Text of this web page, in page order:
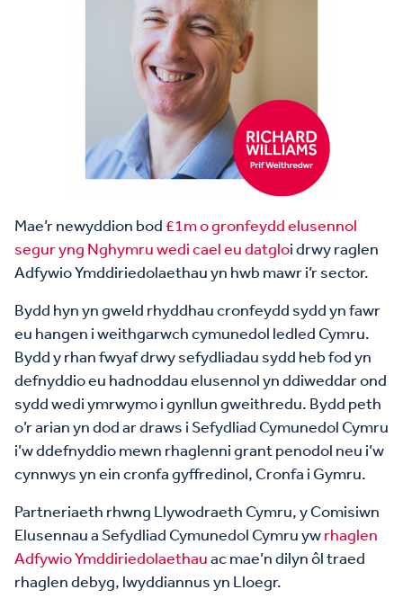
Mae’r newyddion bod £1m o gronfeydd elusennol
segur yng Nghymru wedi cael eu datgloi drwy raglen
Adfywio Ymddiriedolaethau yn hwb mawr i’r sector.
Bydd hyn yn gweld rhyddhau cronfeydd sydd yn fawr
eu hangen i weithgarwch cymunedol ledled Cymru.
Bydd y rhan fwyaf drwy sefydliadau sydd heb fod yn
defnyddio eu hadnoddau elusennol yn ddiweddar ond
sydd wedi ymrwymo i gynllun gweithredu. Bydd peth
o’r arian yn dod ar draws i Sefydliad Cymunedol Cymru
i’w ddefnyddio mewn rhaglenni grant penodol neu i’w
cynnwys yn ein cronfa gyffredinol, Cronfa i Gymru.
Partneriaeth rhwng Llywodraeth Cymru, y Comisiwn
Elusennau a Sefydliad Cymunedol Cymru ywrhaglen
Adfywio Ymddiriedolaethauac mae’n dilyn ôl traed
rhaglen debyg, lwyddiannus yn Lloegr.